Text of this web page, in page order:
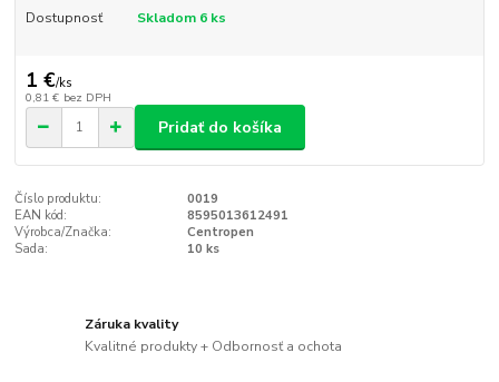
Dostupnosť Skladom 6 ks
1 €/ks
0,81 € bez DPH
Pridať do košíka
Číslo produktu:
0019
EAN kód:
8595013612491
Výrobca/Značka:
Centropen
Sada:
10 ks
Záruka kvality
Kvalitné produkty + Odbornosť a ochota